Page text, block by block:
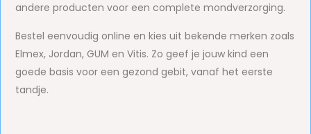
andere producten voor een complete mondverzorging.
Bestel eenvoudig online en kies uit bekende merken zoals
Elmex, Jordan, GUM en Vitis. Zo geef je jouw kind een
goede basis voor een gezond gebit, vanaf het eerste
tandje.